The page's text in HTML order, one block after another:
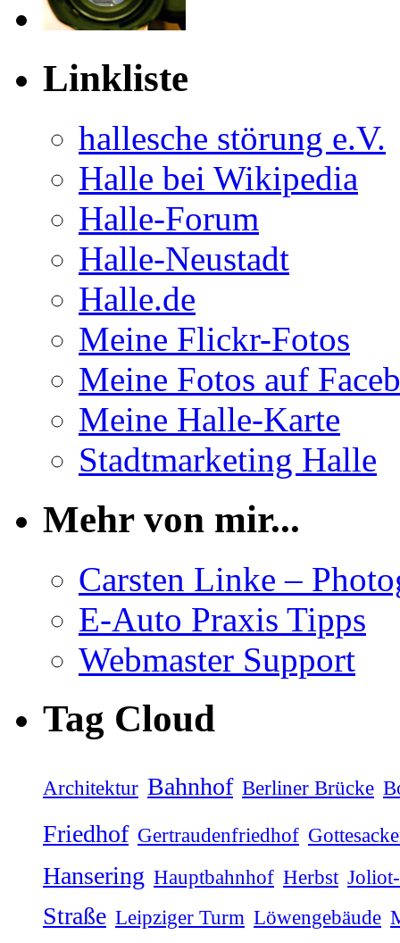
Linkliste
hal­le­sche stö­rung e.V.
Halle bei Wikipedia
Halle-Forum
Halle-Neustadt
Halle.de
Meine Flickr-Fotos
Meine Fotos auf
Meine Halle-Karte
Stadtmarketing Halle
Mehr von mir...
Carsten Linke –
E-Auto Praxis Tipps
Webmaster Support
Tag Cloud
Architektur Bahnhof Berliner Brücke
Friedhof Gertraudenfriedhof
Hansering Hauptbahnhof Herbst
Straße Leipziger Turm Löwengebäude